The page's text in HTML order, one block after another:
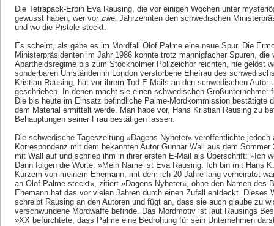
Die Tetrapack-Erbin Eva Rausing, die vor einigen Wochen unter
gewusst haben, wer vor zwei Jahrzehnten den schwedischen
und wo die Pistole steckt.
Es scheint, als gäbe es im Mordfall Olof Palme eine neue Spur. Die
Ministerpräsidenten im Jahr 1986 konnte trotz mannigfacher Spuren, die
Apartheidsregime bis zum Stockholmer Polizeichor reichten, nie gelöst
sonderbaren Umständen in London verstorbene Ehefrau des
Kristian Rausing, hat vor ihrem Tod E-Mails an den schwedischen Autor
geschrieben. In denen macht sie einen schwedischen Großunternehmer
Die bis heute im Einsatz befindliche Palme-Mordkommission bestätigte
dem Material ermittelt werde. Man habe vor, Hans Kristian Rausing zu
Behauptungen seiner Frau bestätigen lassen.
Die schwedische Tageszeitung »Dagens Nyheter« veröffentlichte
Korrespondenz mit dem bekannten Autor Gunnar Wall aus dem
mit Wall auf und schrieb ihm in ihrer ersten E-Mail als Überschrift: »Ich
Dann folgen die Worte: »Mein Name ist Eva Rausing. Ich bin mit Hans
Kurzem von meinem Ehemann, mit dem ich 20 Jahre lang verheiratet
an Olof Palme steckt«, zitiert »Dagens Nyheter«, ohne den Namen des
Ehemann hat das vor vielen Jahren durch einen Zufall entdeckt. Dieses
schreibt Rausing an den Autoren und fügt an, dass sie auch glaube zu
verschwundene Mordwaffe befinde. Das Mordmotiv ist laut Rausings
»XX befürchtete, dass Palme eine Bedrohung für sein Unternehmen